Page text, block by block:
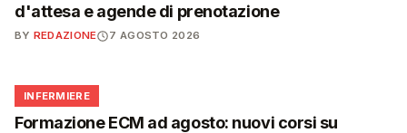
d'attesa e agende di prenotazione
BY REDAZIONE 7 AGOSTO 2026
🩺
INFERMIERE
Formazione ECM ad agosto: nuovi corsi su